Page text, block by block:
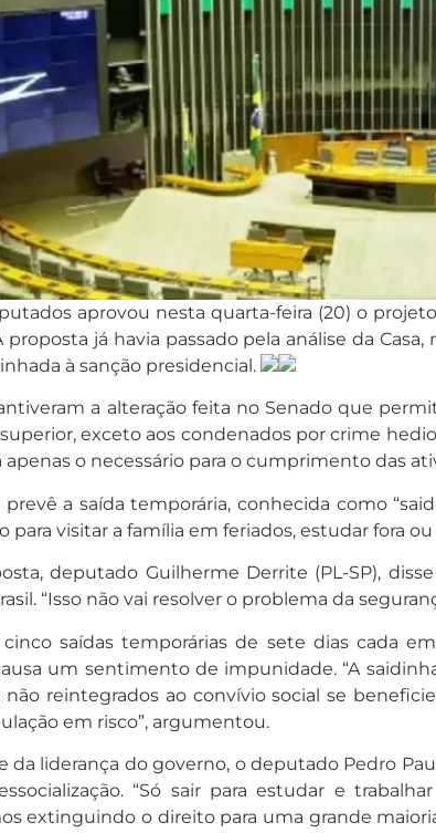
aprovou nesta quarta-feira (20) o
proposta já havia passado pela análise da
à sanção presidencial.
a alteração feita no Senado que
exceto aos condenados por crime
apenas o necessário para o cumprimento das
prevê a saída temporária, conhecida como
para visitar a família em feriados, estudar fora
deputado Guilherme Derrite (PL-SP),
“Isso não vai resolver o problema da
saídas temporárias de sete dias cada
um sentimento de impunidade. “A
reintegrados ao convívio social se
em risco”, argumentou.
da liderança do governo, o deputado Pedro
“Só sair para estudar e
extinguindo o direito para uma grande